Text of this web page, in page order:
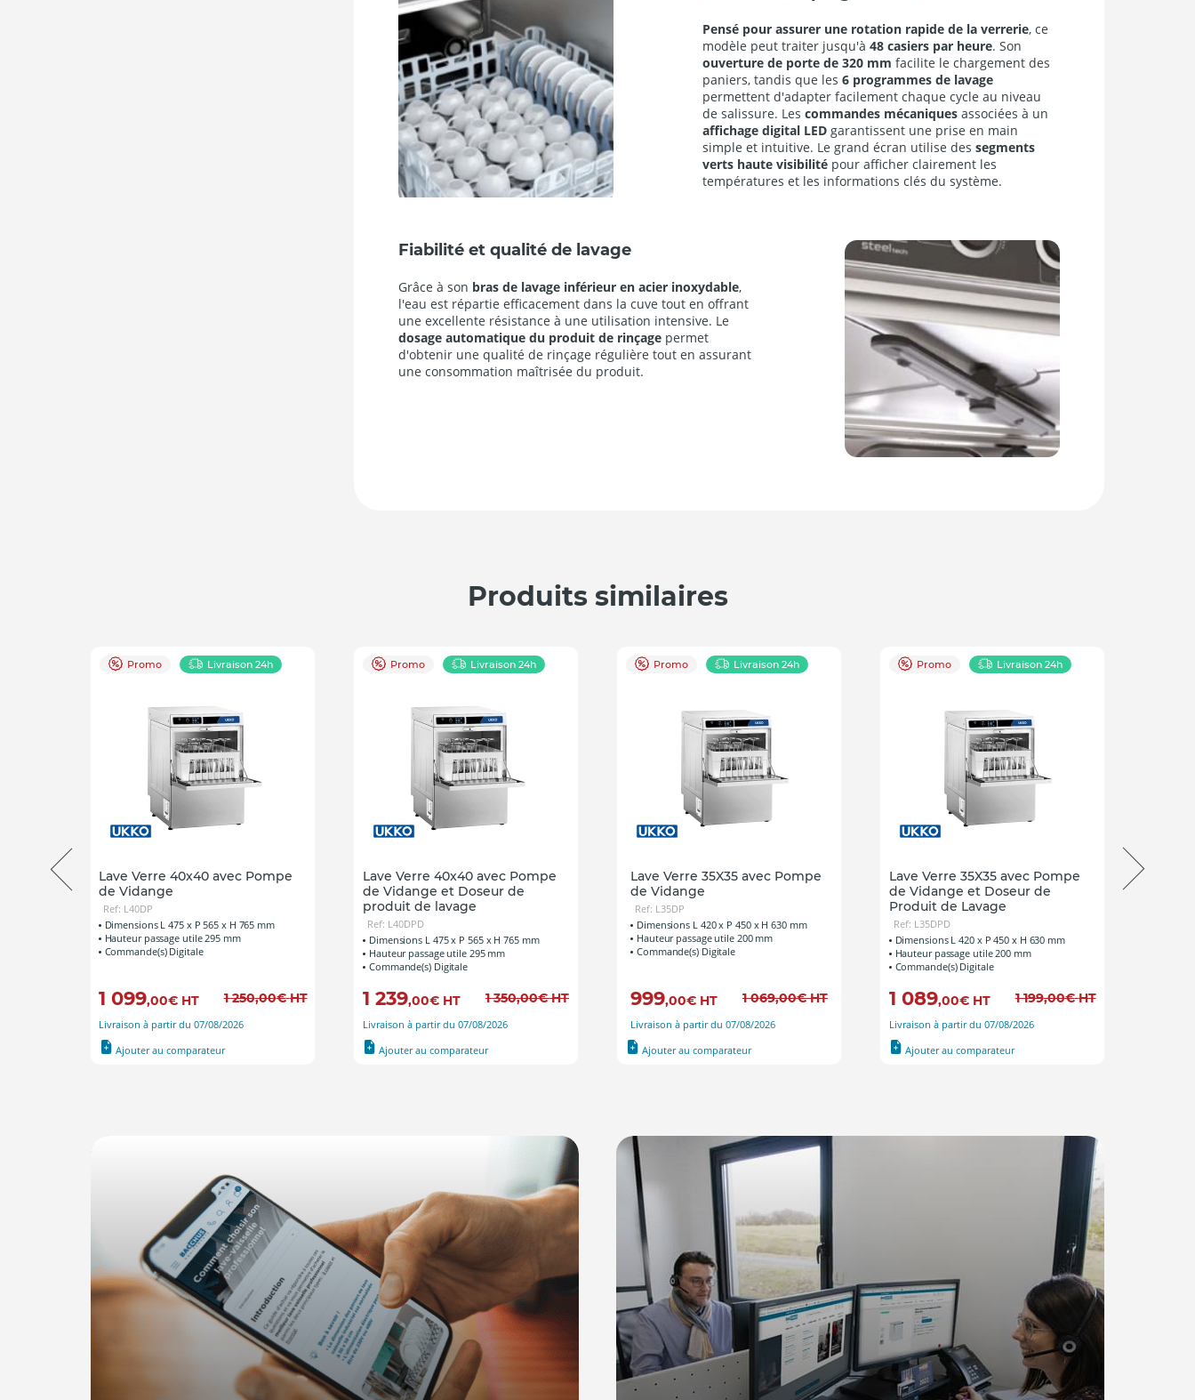
Pensé pour assurer une rotation rapide de la verrerie, ce
modèle peut traiter jusqu'à48 casiers par heure. Son
ouverture de porte de 320 mm facilite le chargement des
paniers, tandis que les6 programmes de lavage
permettent d'adapter facilement chaque cycle au niveau
de salissure. Lescommandes mécaniques associées à un
affichage digital LED garantissent une prise en main
simple et intuitive. Le grand écran utilise des segments
verts haute visibilité pour afficher clairement les
températures et les informations clés du système.
Fiabilité et qualité de lavage
Grâce à son bras de lavage inférieur en acier inoxydable,
l'eau est répartie efficacement dans la cuve tout en offrant
une excellente résistance à une utilisation intensive. Le
dosage automatique du produit de rinçage permet
d'obtenir une qualité de rinçage régulière tout en assurant
une consommation maîtrisée du produit.
Produits similaires
Promo Livraison 24h
Lave Verre 40x40 avec Pompe
de Vidange
Ref: L40DP
Dimensions L 475 x P 565 x H 765 mm
Hauteur passage utile 295 mm
Commande(s) Digitale
1 099,00€ HT 1 250,00€ HT
Livraison à partir du 07/08/2026
Ajouter au comparateur
Promo Livraison 24h
Lave Verre 40x40 avec Pompe
de Vidange et Doseur de
produit de lavage
Ref: L40DPD
Dimensions L 475 x P 565 x H 765 mm
Hauteur passage utile 295 mm
Commande(s) Digitale
1 239,00€ HT 1 350,00€ HT
Livraison à partir du 07/08/2026
Ajouter au comparateur
Promo Livraison 24h
Lave Verre 35X35 avec Pompe
de Vidange
Ref: L35DP
Dimensions L 420 x P 450 x H 630 mm
Hauteur passage utile 200 mm
Commande(s) Digitale
999,00€ HT 1 069,00€ HT
Livraison à partir du 07/08/2026
Ajouter au comparateur
Promo Livraison 24h
Lave Verre 35X35 avec Pompe
de Vidange et Doseur de
Produit de Lavage
Ref: L35DPD
Dimensions L 420 x P 450 x H 630 mm
Hauteur passage utile 200 mm
Commande(s) Digitale
1 089,00€ HT 1 199,00€ HT
Livraison à partir du 07/08/2026
Ajouter au comparateur